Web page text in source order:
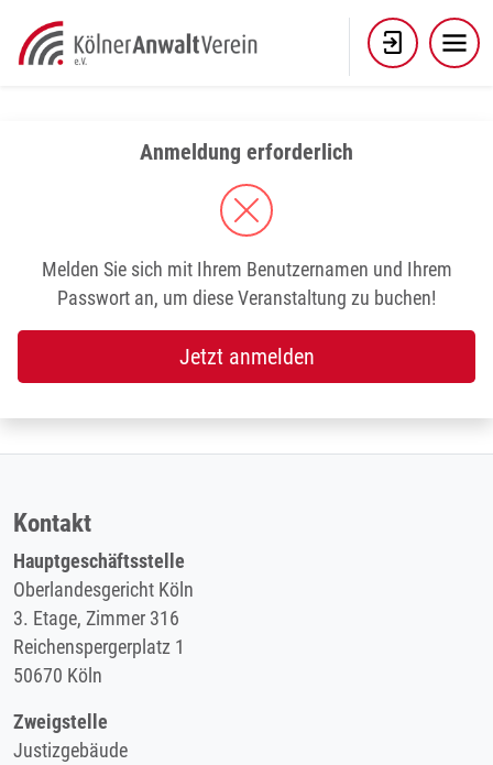
content
Anmeldung erforderlich
Melden Sie sich mit Ihrem Benutzernamen und Ihrem
Passwort an, um diese Veranstaltung zu buchen!
Jetzt anmelden
Kontakt
Hauptgeschäftsstelle
Oberlandesgericht Köln
3. Etage, Zimmer 316
Reichenspergerplatz 1
50670 Köln
Zweigstelle
Justizgebäude